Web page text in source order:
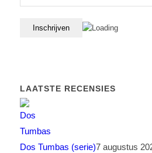
LAATSTE RECENSIES
Dos Tumbas (serie)7 augustus